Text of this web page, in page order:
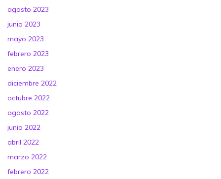
agosto 2023
junio 2023
mayo 2023
febrero 2023
enero 2023
diciembre 2022
octubre 2022
agosto 2022
junio 2022
abril 2022
marzo 2022
febrero 2022